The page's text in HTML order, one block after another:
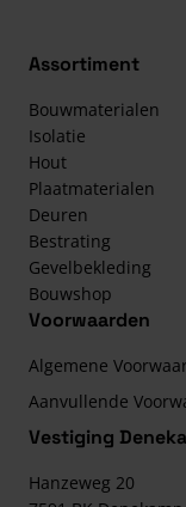
Assortiment
Bouwmaterialen
Isolatie
Hout
Plaatmaterialen
Deuren
Bestrating
Gevelbekleding
Bouwshop
Voorwaarden
Algemene
Aanvullende
Vestiging
Hanzeweg 20